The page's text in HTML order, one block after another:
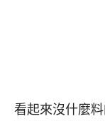
看起來沒什麼